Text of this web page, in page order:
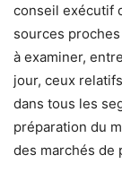
conseil exécutif
sources
à examiner,
jour, ceux
dans tous les
préparation du
des marchés de